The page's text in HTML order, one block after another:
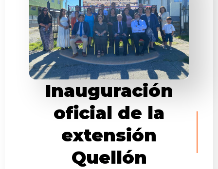
Inauguración
oficial de la
extensión
Quellón